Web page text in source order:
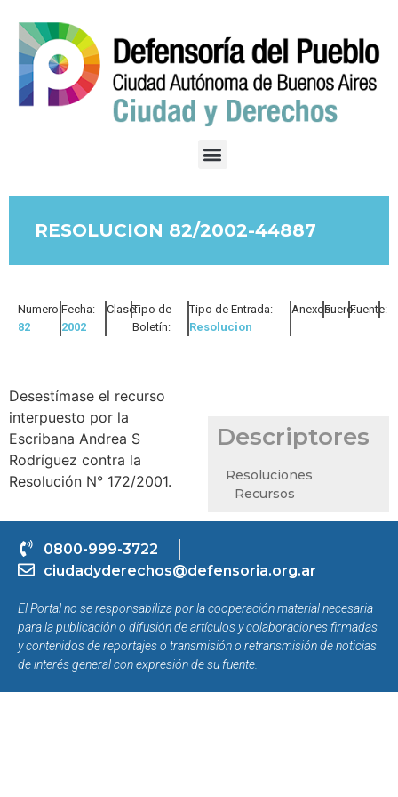
RESOLUCION 82/2002-44887
Numero:
82
Fecha:
2002
Clase:Tipo de
Boletín:
Tipo de Entrada:
Resolucion
Anexos:Fuero:Fuente:
Desestímase el recurso
interpuesto por la
Escribana Andrea S
Rodríguez contra la
Resolución N° 172/2001.
Descriptores
Resoluciones
Recursos
0800-999-3722
ciudadyderechos@defensoria.org.ar
El Portal no se responsabiliza por la cooperación material necesaria
para la publicación o difusión de artículos y colaboraciones firmadas
y contenidos de reportajes o transmisión o retransmisión de noticias
de interés general con expresión de su fuente.